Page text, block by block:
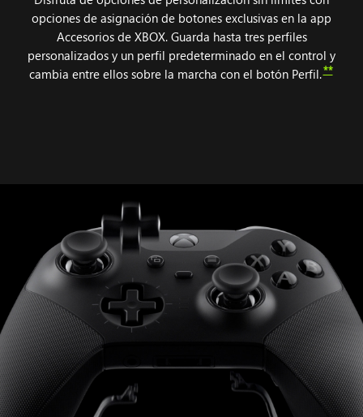
opciones de asignación de botones exclusivas en la app
Accesorios de XBOX. Guarda hasta tres perfiles
personalizados y un perfil predeterminado en el control y
cambia entre ellos sobre la marcha con el botón Perfil.**
componentes
conectan
al
Control
inalámbrico
XBOX
Elite